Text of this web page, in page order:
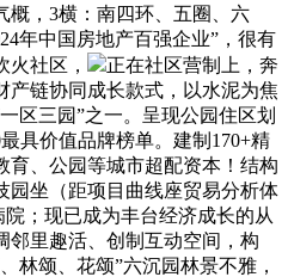
概，3横：南四环、五圈、六
年中国房地产百强企业”，很有
社区，
正在社区营制上，奔
产链协同成长款式，以水泥为焦
区三园”之一。呈现公园住区划
具价值品牌榜单。建制170+精
育、公园等城市超配资本！结构
园坐（距项目曲线座贸易分析体
；现已成为丰台经济成长的从
邻里趣活、创制互动空间，构
林颂、花颂”六沉园林景不雅，